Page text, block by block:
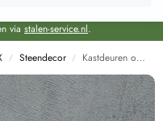
via stalen-service.nl.
/ Steendecor / Kastdeuren op maat Loftec (F76001 ML) voor IKEA PAX